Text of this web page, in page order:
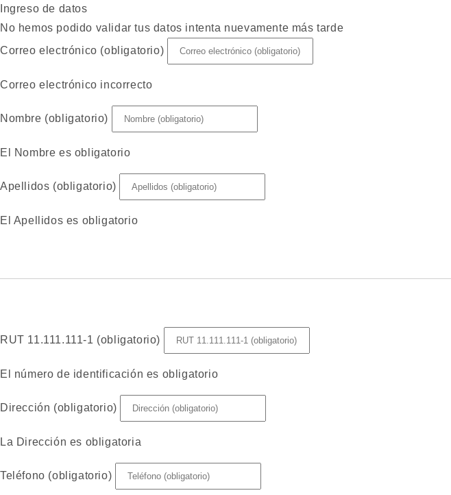
Ingreso de datos
No hemos podido validar tus datos intenta nuevamente más tarde
Correo electrónico (obligatorio)
Correo electrónico incorrecto
Nombre (obligatorio)
El Nombre es obligatorio
Apellidos (obligatorio)
El Apellidos es obligatorio
RUT 11.111.111-1 (obligatorio)
El número de identificación es obligatorio
Dirección (obligatorio)
La Dirección es obligatoria
Teléfono (obligatorio)